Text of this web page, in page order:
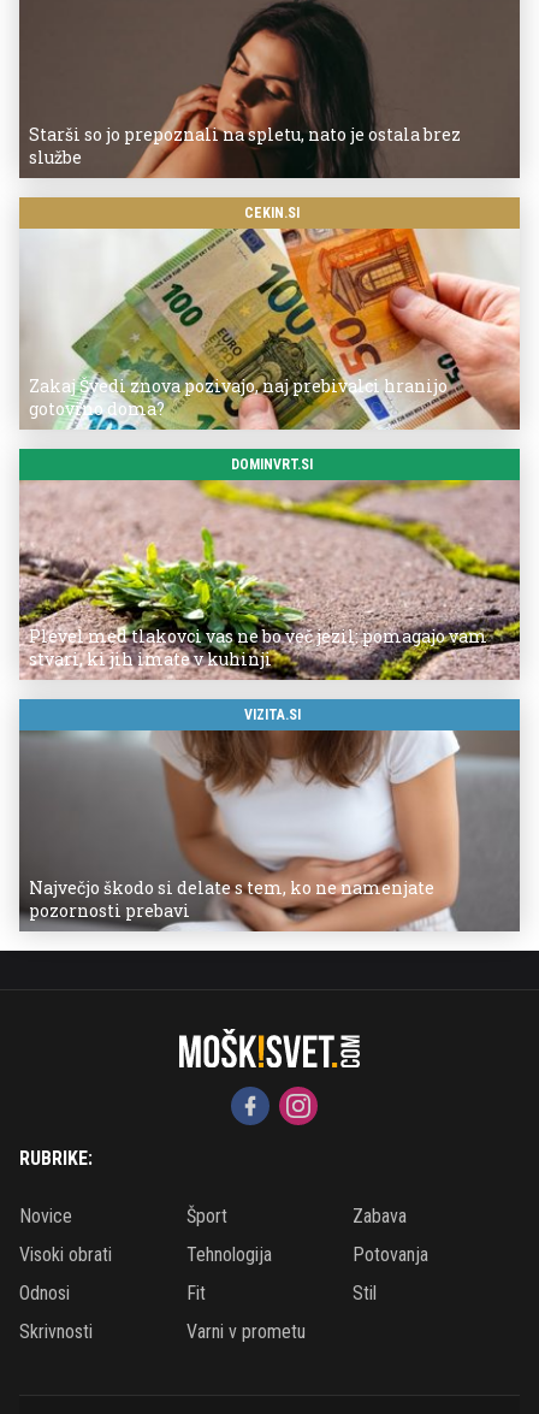
Starši so jo prepoznali na spletu, nato je ostala brez
službe
CEKIN.SI
Zakaj Švedi znova pozivajo, naj prebivalci hranijo
gotovino doma?
DOMINVRT.SI
Plevel med tlakovci vas ne bo več jezil: pomagajo vam
stvari, ki jih imate v kuhinji
VIZITA.SI
Največjo škodo si delate s tem, ko ne namenjate
pozornosti prebavi
RUBRIKE:
Novice Šport
Zabava
Visoki obrati
Tehnologija
Potovanja
Odnosi
Fit
Stil
Skrivnosti
Varni v prometu